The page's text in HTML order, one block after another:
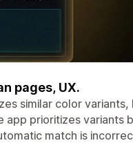
pages, UX.
similar color
prioritizes variants
match is